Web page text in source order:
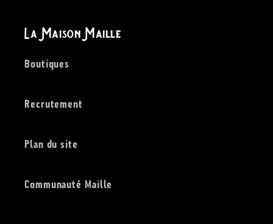
La Maison Maille
Boutiques
Recrutement
Plan du site
Communauté Maille